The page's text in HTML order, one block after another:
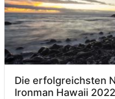
Die erfolgreichsten
Ironman Hawaii 2022